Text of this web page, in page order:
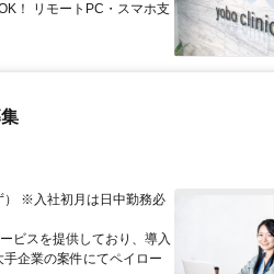
！ リモートPC・スマホ支
） ※入社初月は日中勤務必
ビスを提供しており、導入
企業の案件にてペイロー